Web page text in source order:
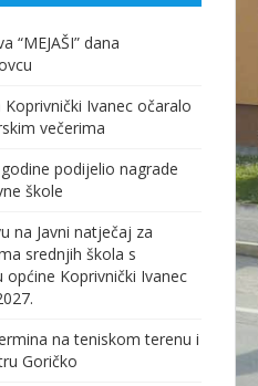
“MEJAŠI” dana
Ivanec očaralo
večerima
podijelio nagrade
škole
na Javni natječaj za
srednjih škola s
Koprivnički Ivanec
na teniskom terenu i
Goričko